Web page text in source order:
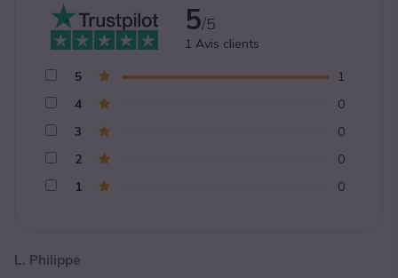
L. Philippe
5/5
1 Avis clients
5
1
4
0
3
0
2
0
1
0